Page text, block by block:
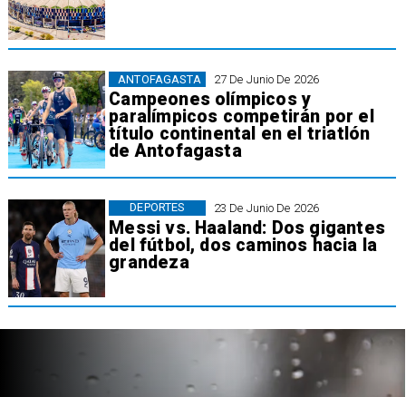
27 De Junio De 2026
Campeones olímpicos y
paralímpicos competirán por el
título continental en el triatlón
de Antofagasta
ANTOFAGASTA
23 De Junio De 2026
Messi vs. Haaland: Dos gigantes
del fútbol, dos caminos hacia la
grandeza
DEPORTES